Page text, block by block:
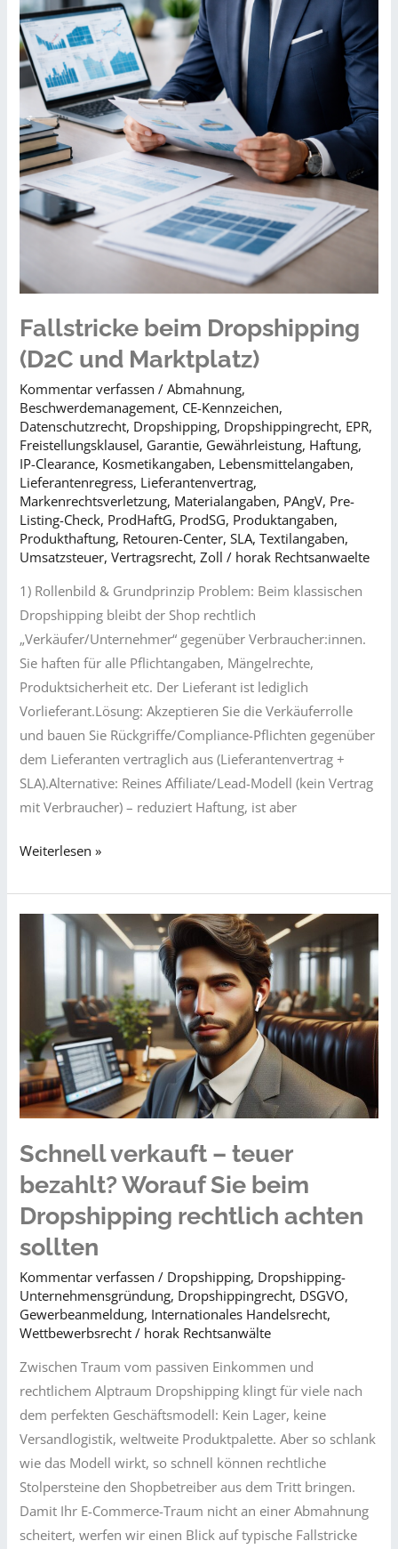
Fallstricke beim Dropshipping
(D2C und Marktplatz)
Kommentar verfassen /Abmahnung,
Beschwerdemanagement, CE-Kennzeichen,
Datenschutzrecht, Dropshipping, Dropshippingrecht, EPR,
Freistellungsklausel, Garantie, Gewährleistung, Haftung,
IP-Clearance, Kosmetikangaben, Lebensmittelangaben,
Lieferantenregress, Lieferantenvertrag,
Markenrechtsverletzung, Materialangaben, PAngV, Pre-
Listing-Check, ProdHaftG, ProdSG, Produktangaben,
Produkthaftung, Retouren-Center,SLA,Textilangaben,
Umsatzsteuer,Vertragsrecht,Zoll / horak Rechtsanwaelte
1) Rollenbild & Grundprinzip Problem: Beim klassischen
Dropshipping bleibt der Shop rechtlich
„Verkäufer/Unternehmer“ gegenüber Verbraucher:innen.
Sie haften für alle Pflichtangaben, Mängelrechte,
Produktsicherheit etc. Der Lieferant ist lediglich
Vorlieferant.Lösung: Akzeptieren Sie die Verkäuferrolle
und bauen Sie Rückgriffe/Compliance-Pflichten gegenüber
dem Lieferanten vertraglich aus (Lieferantenvertrag +
SLA).Alternative: Reines Affiliate/Lead-Modell (kein Vertrag
mit Verbraucher) – reduziert Haftung, ist aber
Fallstricke
Dropshipping
(D2C
Marktplatz)
Weiterlesen »
Schnell verkauft – teuer
bezahlt? Worauf Sie beim
Dropshipping rechtlich achten
sollten
Kommentar verfassen / Dropshipping, Dropshipping-
Unternehmensgründung, Dropshippingrecht, DSGVO,
Gewerbeanmeldung, Internationales Handelsrecht,
Wettbewerbsrecht​ / horak Rechtsanwälte
Zwischen Traum vom passiven Einkommen und
rechtlichem Alptraum Dropshipping klingt für viele nach
dem perfekten Geschäftsmodell: Kein Lager, keine
Versandlogistik, weltweite Produktpalette. Aber so schlank
wie das Modell wirkt, so schnell können rechtliche
Stolpersteine den Shopbetreiber aus dem Tritt bringen.
Damit Ihr E-Commerce-Traum nicht an einer Abmahnung
scheitert, werfen wir einen Blick auf typische Fallstricke